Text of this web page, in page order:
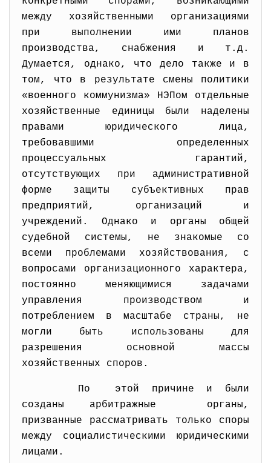
между хозяйственными организациями
при выполнении ими планов
производства, снабжения и т.д.
Думается, однако, что дело также и в
том, что в результате смены политики
«военного коммунизма» НЭПом отдельные
хозяйственные единицы были наделены
правами юридического лица,
требовавшими определенных
процессуальных гарантий,
отсутствующих при административной
форме защиты субъективных прав
предприятий, организаций и
учреждений. Однако и органы общей
судебной системы, не знакомые со
всеми проблемами хозяйствования, с
вопросами организационного характера,
постоянно меняющимися задачами
управления производством и
потреблением в масштабе страны, не
могли быть использованы для
разрешения основной массы
хозяйственных споров.
По этой причине и были
созданы арбитражные органы,
призванные рассматривать только споры
между социалистическими юридическими
лицами.